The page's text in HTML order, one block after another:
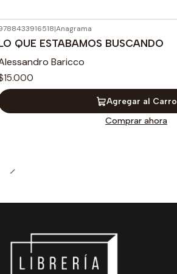
|Anagrama
QUE ESTABAMOS BUSCANDO
Baricco
Agregar al Carro
Comprar ahora